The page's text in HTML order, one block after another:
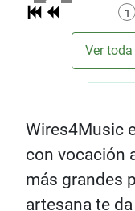
1
Ver
Wires4Music
con vocación
más grandes
artesana te